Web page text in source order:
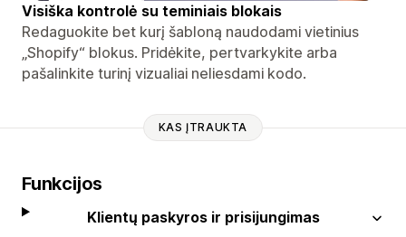
Visiška kontrolė su teminiais blokais
Redaguokite bet kurį šabloną naudodami vietinius
„Shopify“ blokus. Pridėkite, pertvarkykite arba
pašalinkite turinį vizualiai neliesdami kodo.
KAS ĮTRAUKTA
Funkcijos
Klientų paskyros ir prisijungimas